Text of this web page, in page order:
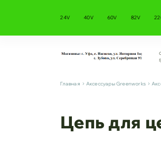
24V 40V 60V 82V
Главная Аксессуары Greenworks
Цепь для